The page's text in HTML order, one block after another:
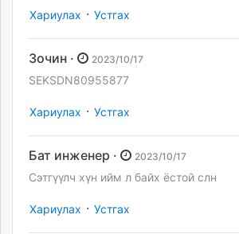
Хариулах · Устгах
Зочин · 2023/10/17
SEKSDN80955877
Хариулах · Устгах
Бат инженер · 2023/10/17
Сэтгүүлч хүн ийм л байх ёстой слн
Хариулах · Устгах